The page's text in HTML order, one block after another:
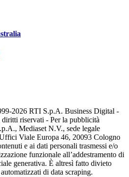
2026 RTI S.p.A. Business Digital -
riservati - Per la pubblicità
Mediaset N.V., sede legale
Viale Europa 46, 20093 Cologno
e ai dati personali trasmessi e/o
funzionale all’addestramento di
generativa. È altresì fatto divieto
di data scraping.